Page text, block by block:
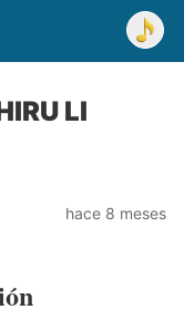
LI
hace 8 meses